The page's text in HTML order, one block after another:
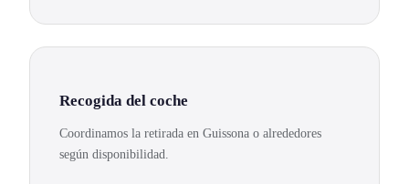
Recogida del coche
Coordinamos la retirada en Guissona o alrededores
según disponibilidad.